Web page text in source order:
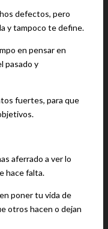
defectos, pero
y tampoco te define.
en pensar en
pasado y
fuertes, para que
aferrado a ver lo
hace falta.
poner tu vida de
otros hacen o dejan